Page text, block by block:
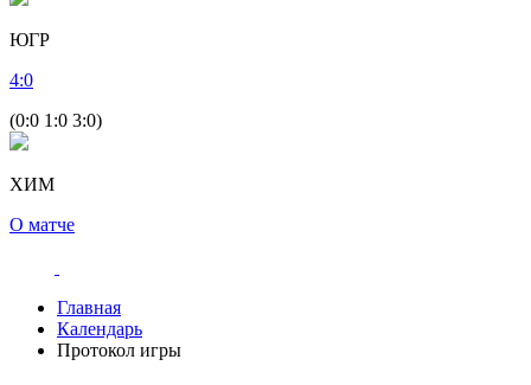
ЮГР
4:0
(0:0 1:0 3:0)
ХИМ
О матче
Главная
Календарь
Протокол игры